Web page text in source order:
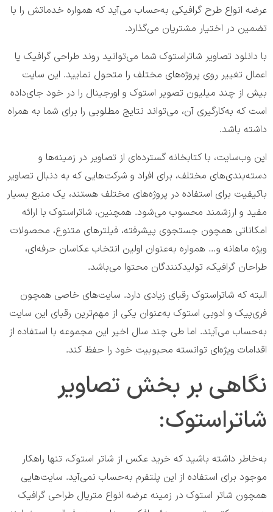
عرضه انواع طرح گرافیکی به‌حساب می‌آید که همواره خدماتش را با
تضمین در اختیار مشتریان می‌گذارد.
با دانلود تصاویر شاتراستوک شما می‌توانید روند طراحی گرافیک یا
اعمال تغییر روی پروژه‌های مختلف را متحول نمایید. این سایت
بیش از چند میلیون تصویر استوک و اورجینال را در خود جای‌داده
است که به‌کارگیری آن، می‌تواند نتایج مطلوبی را برای شما به همراه
داشته باشد.
این وب‌سایت، با کتابخانه گسترده‌ای از تصاویر در زمینه‌ها و
دسته‌بندی‌های مختلف، برای افراد و شرکت‌هایی که به دنبال تصاویر
باکیفیت برای استفاده در پروژه‌های مختلف هستند، یک منبع بسیار
مفید و ارزشمند محسوب می‌شود. همچنین، شاتراستوک با ارائه
امکاناتی همچون جستجوی پیشرفته، فیلترهای متنوع، محصولات
ویژه ماهانه و… همواره به‌عنوان اولین انتخاب عکاسان حرفه‌ای،
طراحان گرافیک، تولیدکنندگان محتوا می‌باشد.
البته که شاتراستوک رقبای زیادی دارد. سایت‌های خاصی همچون
فری‌پیک و ادوبی استوک به‌عنوان یکی از مهم‌ترین رقبای این سایت
به‌حساب می‌آیند. اما طی چند سال اخیر این مجموعه با استفاده از
اقدامات ویژه‌ای توانسته محبوبیت خود را حفظ کند.
نگاهی بر بخش تصاویر
شاتراستوک:
به‌خاطر داشته باشید که خرید عکس از شاتر استوک، تنها راهکار
موجود برای استفاده از این پلتفرم به‌حساب نمی‌آید. سایت‌هایی
همچون شاتر استوک در زمینه عرضه انواع متریال طراحی گرافیک